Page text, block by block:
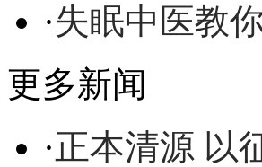
·失眠中医教
更多新闻
·正本清源 以